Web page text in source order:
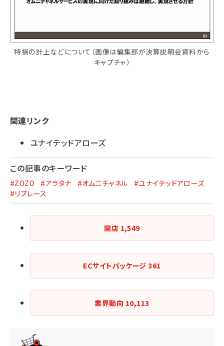
特損の計上などについて（画像は編集部が決算説明会資料から
キャプチャ）
関連リンク
ユナイテッドアローズ
この記事のキーワード
#ZOZO #アラタナ #オムニチャネル
#ユナイテッドアローズ
#リプレース
開店 1,549
ECサイトパッケージ361
業界動向 10,113